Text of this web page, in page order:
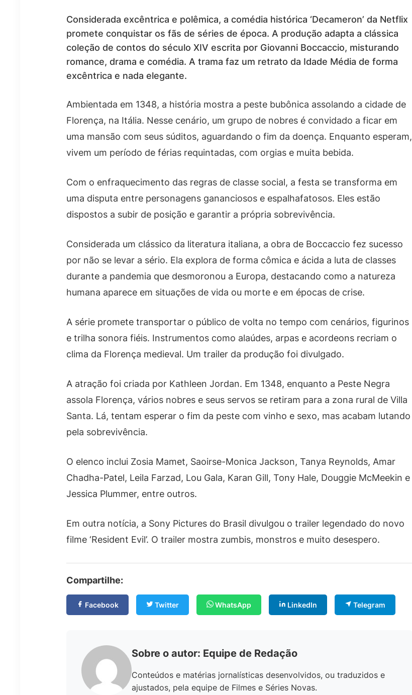
Considerada excêntrica e polêmica, a comédia histórica ‘Decameron’ da Netflix
promete conquistar os fãs de séries de época. A produção adapta a clássica
coleção de contos do século XIV escrita por Giovanni Boccaccio, misturando
romance, drama e comédia. A trama faz um retrato da Idade Média de forma
excêntrica e nada elegante.
Ambientada em 1348, a história mostra a peste bubônica assolando a cidade de
Florença, na Itália. Nesse cenário, um grupo de nobres é convidado a ficar em
uma mansão com seus súditos, aguardando o fim da doença. Enquanto esperam,
vivem um período de férias requintadas, com orgias e muita bebida.
Com o enfraquecimento das regras de classe social, a festa se transforma em
uma disputa entre personagens gananciosos e espalhafatosos. Eles estão
dispostos a subir de posição e garantir a própria sobrevivência.
Considerada um clássico da literatura italiana, a obra de Boccaccio fez sucesso
por não se levar a sério. Ela explora de forma cômica e ácida a luta de classes
durante a pandemia que desmoronou a Europa, destacando como a natureza
humana aparece em situações de vida ou morte e em épocas de crise.
A série promete transportar o público de volta no tempo com cenários, figurinos
e trilha sonora fiéis. Instrumentos como alaúdes, arpas e acordeons recriam o
clima da Florença medieval. Um trailer da produção foi divulgado.
A atração foi criada por Kathleen Jordan. Em 1348, enquanto a Peste Negra
assola Florença, vários nobres e seus servos se retiram para a zona rural de Villa
Santa. Lá, tentam esperar o fim da peste com vinho e sexo, mas acabam lutando
pela sobrevivência.
O elenco inclui Zosia Mamet, Saoirse-Monica Jackson, Tanya Reynolds, Amar
Chadha-Patel, Leila Farzad, Lou Gala, Karan Gill, Tony Hale, Douggie McMeekin e
Jessica Plummer, entre outros.
Em outra notícia, a Sony Pictures do Brasil divulgou o trailer legendado do novo
filme ‘Resident Evil’. O trailer mostra zumbis, monstros e muito desespero.
Compartilhe:
Facebook Twitter WhatsApp LinkedIn Telegram
Sobre o autor: Equipe de Redação
Conteúdos e matérias jornalísticas desenvolvidos, ou traduzidos e
ajustados, pela equipe de Filmes e Séries Novas.